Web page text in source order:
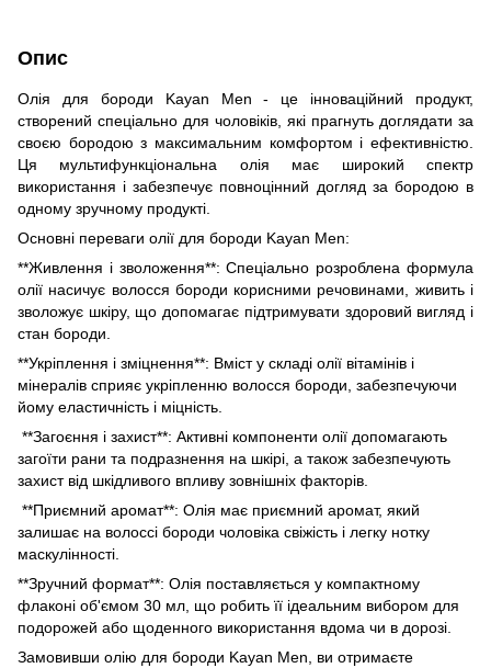
Опис
Олія для бороди Kayan Men - це інноваційний продукт,
створений спеціально для чоловіків, які прагнуть доглядати за
своєю бородою з максимальним комфортом і ефективністю.
Ця мультифункціональна олія має широкий спектр
використання і забезпечує повноцінний догляд за бородою в
одному зручному продукті.
Основні переваги олії для бороди Kayan Men:
**Живлення і зволоження**: Спеціально розроблена формула
олії насичує волосся бороди корисними речовинами, живить і
зволожує шкіру, що допомагає підтримувати здоровий вигляд і
стан бороди.
**Укріплення і зміцнення**: Вміст у складі олії вітамінів і
мінералів сприяє укріпленню волосся бороди, забезпечуючи
йому еластичність і міцність.
**Загоєння і захист**: Активні компоненти олії допомагають
загоїти рани та подразнення на шкірі, а також забезпечують
захист від шкідливого впливу зовнішніх факторів.
**Приємний аромат**: Олія має приємний аромат, який
залишає на волоссі бороди чоловіка свіжість і легку нотку
маскулінності.
**Зручний формат**: Олія поставляється у компактному
флаконі об'ємом 30 мл, що робить її ідеальним вибором для
подорожей або щоденного використання вдома чи в дорозі.
Замовивши олію для бороди Kayan Men, ви отримаєте